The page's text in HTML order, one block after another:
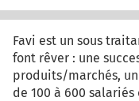
Favi est un sous
font rêver : une
produits/marchés,
de 100 à 600